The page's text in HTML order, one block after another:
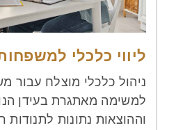
ליווי כלכלי
ניהול כלכלי מוצלח עבור
למשימה מאתגרת בעידן
וההוצאות נתונות לתנודות